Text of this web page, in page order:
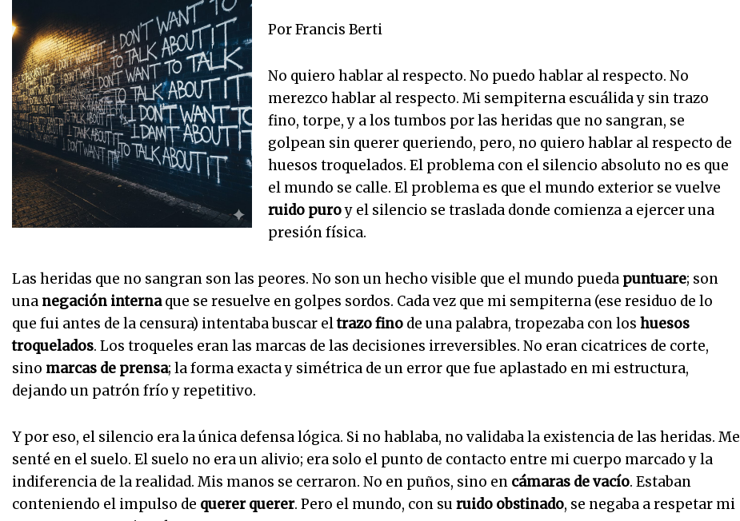
Por Francis Berti
No quiero hablar al respecto. No puedo hablar al respecto. No
merezco hablar al respecto. Mi sempiterna escuálida y sin trazo
fino, torpe, y a los tumbos por las heridas que no sangran, se
golpean sin querer queriendo, pero, no quiero hablar al respecto de
huesos troquelados. El problema con el silencio absoluto no es que
el mundo se calle. El problema es que el mundo exterior se vuelve
ruido puroy el silencio se traslada donde comienza a ejercer una
presión física.
Las heridas que no sangran son las peores. No son un hecho visible que el mundo pueda puntuare; son
una negación internaque se resuelve en golpes sordos. Cada vez que mi sempiterna (ese residuo de lo
que fui antes de la censura) intentaba buscar eltrazo fino de una palabra, tropezaba con los huesos
troquelados. Los troqueles eran las marcas de las decisiones irreversibles. No eran cicatrices de corte,
sino marcas de prensa; la forma exacta y simétrica de un error que fue aplastado en mi estructura,
dejando un patrón frío y repetitivo.
Y por eso, el silencio era la única defensa lógica. Si no hablaba, no validaba la existencia de las heridas. Me
senté en el suelo. El suelo no era un alivio; era solo el punto de contacto entre mi cuerpo marcado y la
indiferencia de la realidad. Mis manos se cerraron. No en puños, sino en cámaras de vacío. Estaban
conteniendo el impulso de querer querer. Pero el mundo, con su ruido obstinado, se negaba a respetar mi